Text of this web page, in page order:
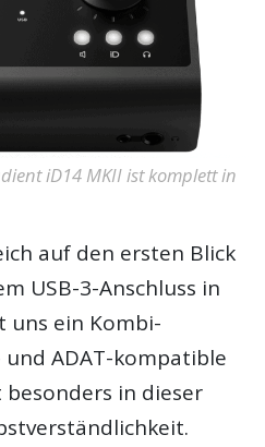
iD14 MKII ist komplett in
auf den ersten Blick
USB-3-Anschluss in
uns ein Kombi-
und ADAT-kompatible
besonders in dieser